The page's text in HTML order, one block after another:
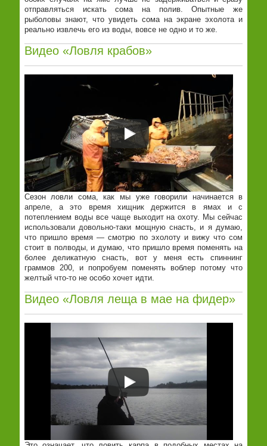
отправляться искать сома на полив. Опытные же
рыболовы знают, что увидеть сома на экране эхолота и
реально извлечь его из воды, вовсе не одно и то же.
Видео «Ловля крабов»
Сезон ловли сома, как мы уже говорили начинается в
апреле, а это время хищник держится в ямах и с
потеплением воды все чаще выходит на охоту. Мы сейчас
использовали довольно-таки мощную снасть, и я думаю,
что пришло время — смотрю по эхолоту и вижу что сом
стоит в полводы, и думаю, что пришло время поменять на
более деликатную снасть, вот у меня есть спиннинг
граммов 200, и попробуем поменять воблер потому что
желтый что-то не особо хочет идти.
Видео «Ловля леща в мае на фидер»